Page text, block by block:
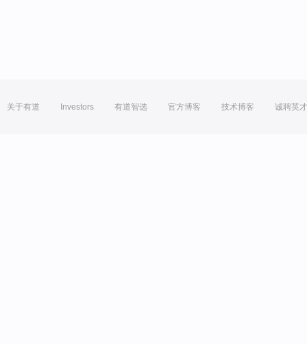
关于有道 Investors 有道智选 官方博客 技术博客 诚聘英才